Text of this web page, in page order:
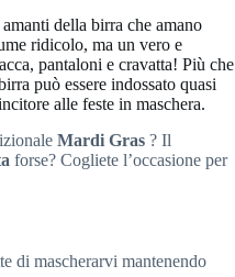
della birra che amano
ridicolo, ma un vero e
pantaloni e cravatta! Più che
può essere indossato quasi
alle feste in maschera.
Mardi Gras ? Il
forse? Cogliete l’occasione per
di mascherarvi mantenendo